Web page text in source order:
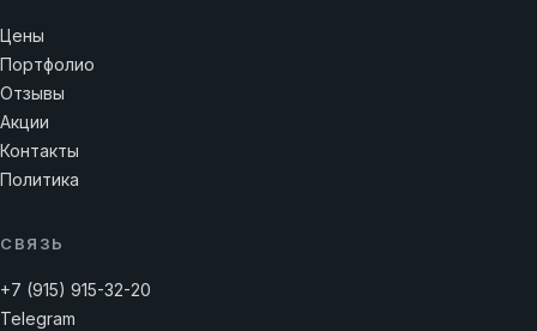
Цены
Портфолио
Отзывы
Акции
Контакты
Политика
СВЯЗЬ
+7 (915) 915-32-20
Telegram